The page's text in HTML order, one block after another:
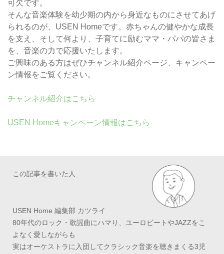
可欠です。
そんな音楽体験を幼少期の内から身近なものにさせてあげ
られるのが、USEN Homeです。赤ちゃんの健やかな成長
を支え、そして何より、子育てに励むママ・パパの皆さま
を、音楽の力で応援いたします。
ご興味のある方はぜひチャンネル紹介ページ、キャンペー
ン情報をご覧ください。
チャンネル紹介はこちら
USEN Homeキャンペーン情報はこちら
この記事を書いた人
USEN Home 編集部 カツライ
80年代のロック・歌謡曲にハマり、ユーロビートやJAZZをこ
よなく愛しながらも
実はオーケストラに入団してクラシック音楽を聴きまくる3児